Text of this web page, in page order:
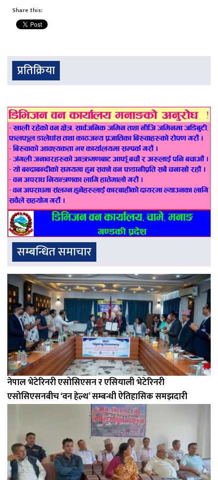
Share this:
प्रतिक्रिया
सम्बन्धित समाचार
नेपाल भेटेरिनरी एसोसिएसन र एसियाली भेटेरिनरी
एसोसिएसनबीच ‘वन हेल्थ’ सम्बन्धी ऐतिहासिक समझदारी